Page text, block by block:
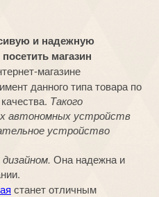
и надежную
магазин
магазине
данного типа товара по
Такого
автономных устройств
устройство
Она надежна и
станет отличным